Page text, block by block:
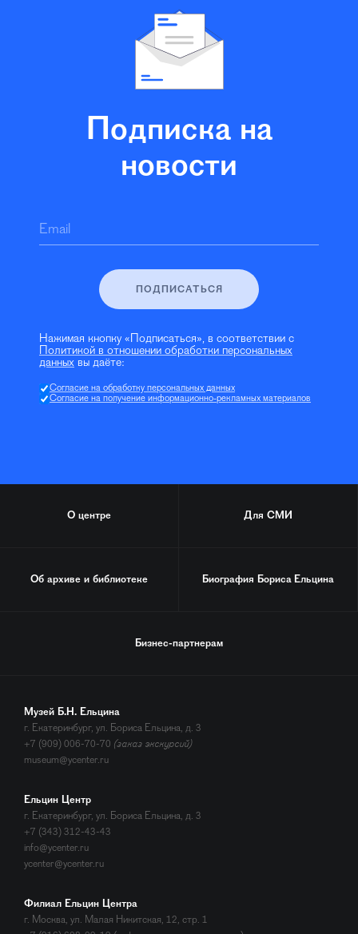
Подписка на
новости
Email
ПОДПИСАТЬСЯ
Нажимая кнопку «Подписаться», в соответствии с
Политикой в отношении обработки персональных
данных вы даёте:
Согласие на обработку персональных данных
Согласие на получение информационно-рекламных материалов
О центре Для СМИ
Об архиве и библиотеке Биография Бориса Ельцина
Бизнес-партнерам
Музей Б.Н. Ельцина
г. Екатеринбург, ул. Бориса Ельцина, д. 3
+7 (909) 006-70-70 (заказ экскурсий)
museum@ycenter.ru
Ельцин Центр
г. Екатеринбург, ул. Бориса Ельцина, д. 3
+7 (343) 312-43-43
info@ycenter.ru
ycenter@ycenter.ru
Филиал Ельцин Центра
г. Москва, ул. Малая Никитская, 12, стр. 1